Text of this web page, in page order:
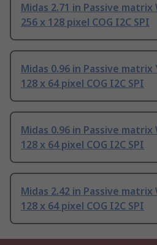
Midas 2.71 in Passive matrix
256 x 128 pixel COG I2C SPI
Midas 0.96 in Passive matrix
128 x 64 pixel COG I2C SPI
Midas 0.96 in Passive matrix
128 x 64 pixel COG I2C SPI
Midas 2.42 in Passive matrix
128 x 64 pixel COG I2C SPI